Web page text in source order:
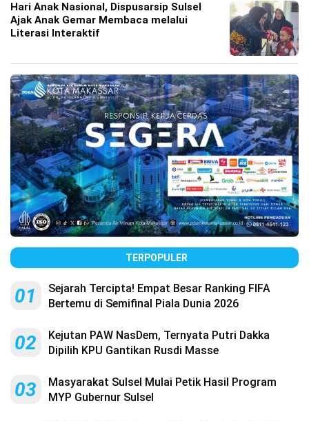
Hari Anak Nasional, Dispusarsip Sulsel
Ajak Anak Gemar Membaca melalui
Literasi Interaktif
TERPOPULER
01
Sejarah Tercipta! Empat Besar Ranking FIFA
Bertemu di Semifinal Piala Dunia 2026
02
Kejutan PAW NasDem, Ternyata Putri Dakka
Dipilih KPU Gantikan Rusdi Masse
03
Masyarakat Sulsel Mulai Petik Hasil Program
MYP Gubernur Sulsel